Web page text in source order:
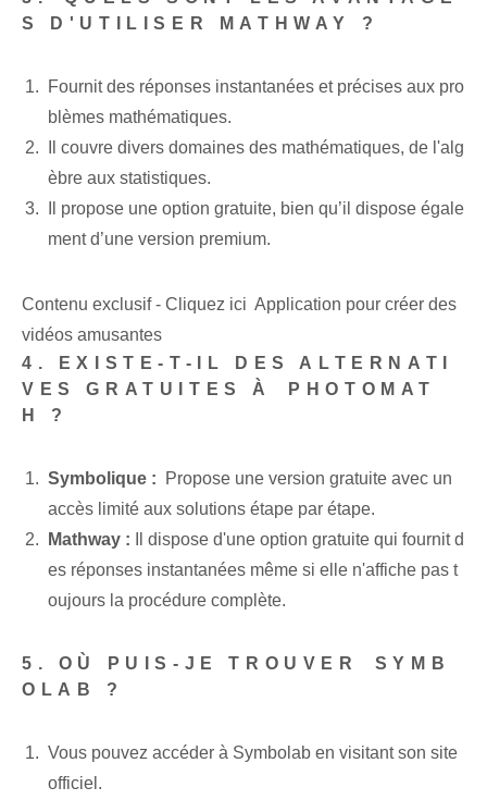
S D'UTILISER MATHWAY ?
Fournit des réponses instantanées et précises aux pro
blèmes mathématiques.
Il couvre divers domaines des mathématiques, de l'alg
èbre aux statistiques.
Il propose une option gratuite, bien qu’il dispose égale
ment d’une version premium.
Contenu exclusif - Cliquez ici Application pour créer des
vidéos amusantes
4. EXISTE-T-IL DES ALTERNATI
VES GRATUITES À⁢ PHOTOMAT
H ?
Symbolique : ​ Propose une version gratuite⁤ avec⁣ un
accès limité aux solutions étape par étape.
Mathway : Il dispose d'une option gratuite qui fournit d
es réponses instantanées même si elle n'affiche pas t
oujours la procédure complète.
5. OÙ PUIS-JE TROUVER ⁢SYMB
OLAB ?
Vous pouvez accéder à Symbolab en visitant son site
officiel.